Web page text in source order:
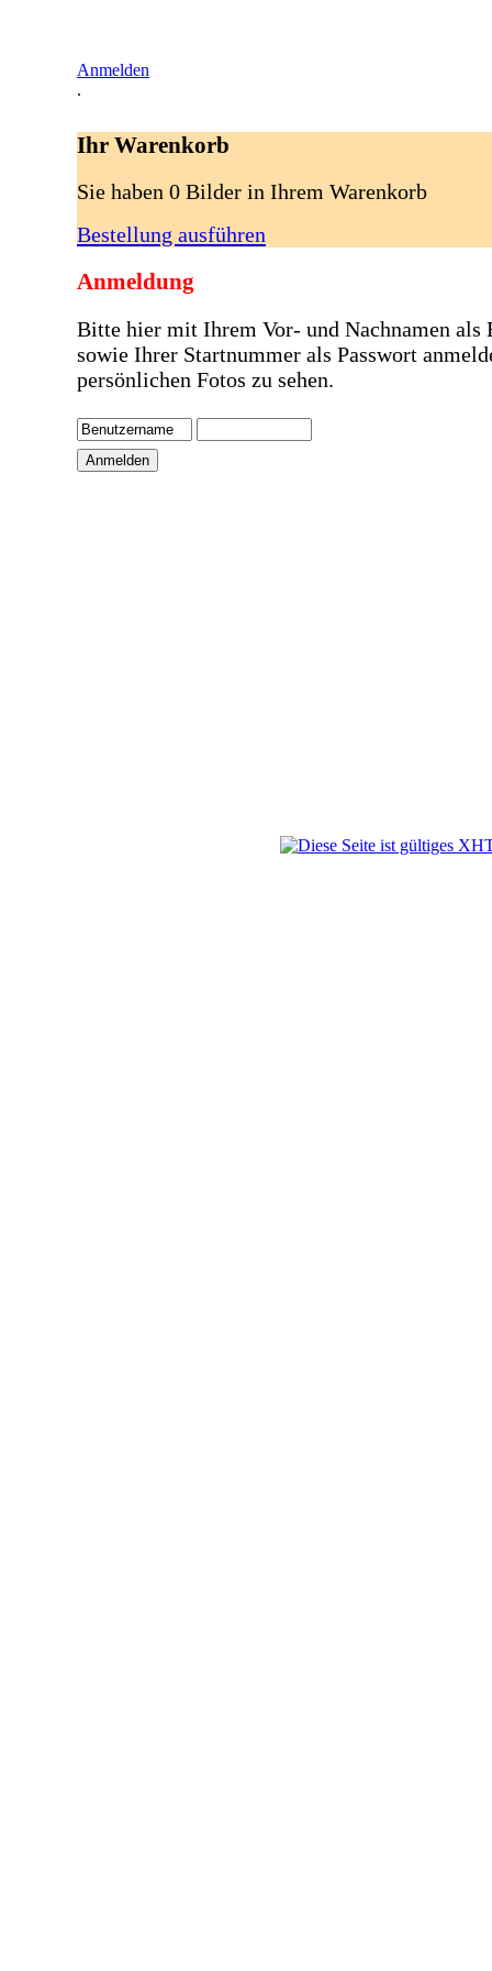
Anmelden
.
Ihr Warenkorb
Sie haben 0 Bilder in Ihrem Warenkorb
Bestellung ausführen
Anmeldung
Bitte hier mit Ihrem Vor- und Nachnamen als
sowie Ihrer Startnummer als Passwort
persönlichen Fotos zu sehen.